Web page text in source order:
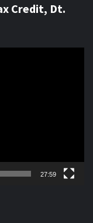
Credit, Dt.
27:59